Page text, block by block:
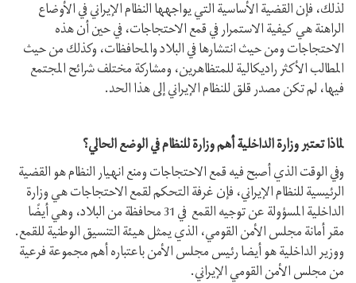
لذلك، فإن القضية الأساسية التي يواجهها النظام الإيراني في الأوضاع
الراهنة هي كيفية الاستمرار في قمع الاحتجاجات، في حين أن هذه
الاحتجاجات ومن حيث انتشارها في البلاد والمحافظات، وكذلك من حيث
المطالب الأكثر راديكالية للمتظاهرين، ومشاركة مختلف شرائح المجتمع
فيها، لم تكن مصدر قلق للنظام الإيراني إلى هذا الحد.
لماذا تعتبر وزارة الداخلية أهم وزارة للنظام في الوضع الحالي؟
وفي الوقت الذي أصبح فيه قمع الاحتجاجات ومنع انهيار النظام هو القضية
الرئيسية للنظام الإيراني، فإن غرفة التحكم لقمع الاحتجاجات هي وزارة
الداخلية المسؤولة عن توجيه القمع في 31 محافظة من البلاد، وهي أيضًا
مقر أمانة مجلس الأمن القومي، الذي يمثل هيئة التنسيق الوطنية للقمع.
ووزير الداخلية هو أيضا رئيس مجلس الأمن باعتباره أهم مجموعة فرعية
من مجلس الأمن القومي الإيراني.